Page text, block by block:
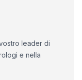
leader di
e nella